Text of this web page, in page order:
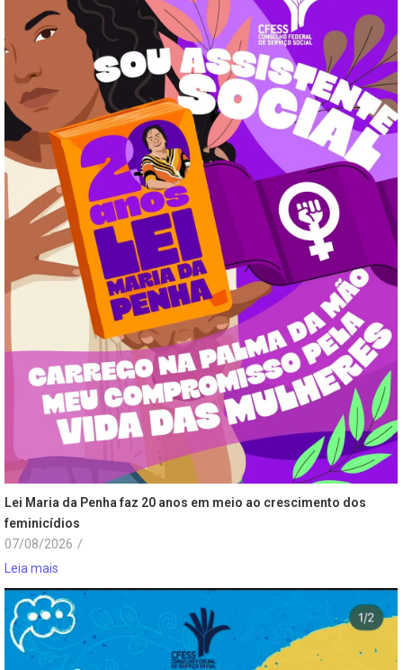
Lei Maria da Penha faz 20 anos em meio ao crescimento dos
feminicídios
07/08/2026 /
Leia mais